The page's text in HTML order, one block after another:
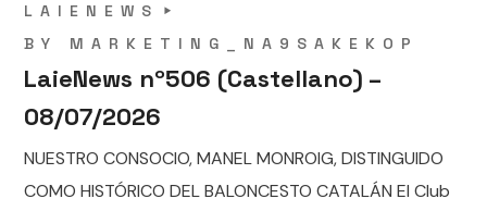
LAIENEWS
BY MARKETING_NA9SAKEKOP
LaieNews nº506 (Castellano) –
08/07/2026
NUESTRO CONSOCIO, MANEL MONROIG, DISTINGUIDO
COMO HISTÓRICO DEL BALONCESTO CATALÁN El Club